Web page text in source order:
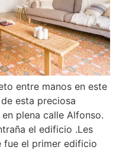
entre manos en este
esta preciosa
plena calle Alfonso.
el edificio .Les
fue el primer edificio